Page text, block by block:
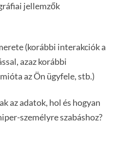
jellemzők
(korábbi interakciók a
azaz korábbi
az Ön ügyfele, stb.)
az adatok, hol és hogyan
személyre szabáshoz?